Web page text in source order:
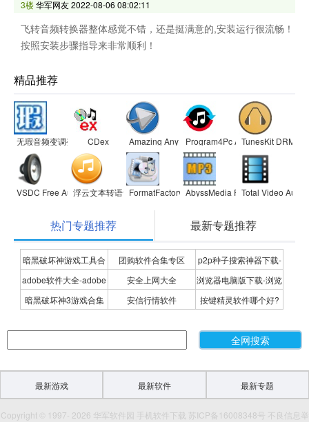
3楼华军网友2022-08-06 08:02:11
飞转音频转换器整体感觉不错，还是挺满意的,安装运行很流畅！
按照安装步骤指导来非常顺利！
精品推荐
无瑕音频变调变速软件CDex Amazing Any MP3 ConverterProgram4Pc Audio Converter
TunesKit DRM
VSDC Free Audio Converter
浮云文本转语音FormatFactory AbyssMedia Free Video to MP3
Total Video
热门专题推荐 最新专题推荐
暗黑破坏神游戏工具合
集
团购软件合集专区
p2p种子搜索神器下载-
P2P种子搜索神器专题
adobe软件大全-adobe
全系列软件下载-adobe
安全上网大全
浏览器电脑版下载-浏览
器下载合集
暗黑破坏神3游戏合集 安信行情软件
按键精灵软件哪个好?
最新游戏 最新软件 最新专题
Copyright © 1997- 2026 华军软件园 手机软件下载 苏ICP备16008348号 不良信息举